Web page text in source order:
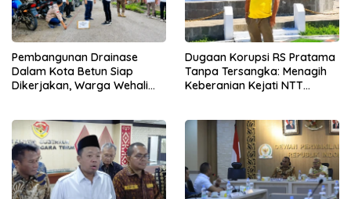
Pembangunan Drainase
Dalam Kota Betun Siap
Dikerjakan, Warga Wehali
Dugaan Korupsi RS Pratama
Tanpa Tersangka: Menagih
Keberanian Kejati NTT